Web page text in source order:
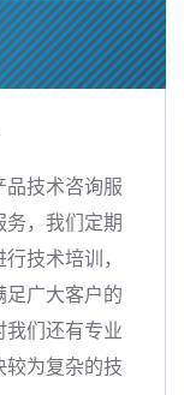
技术咨询服
，我们定期
技术培训，
广大客户的
们还有专业
为复杂的技